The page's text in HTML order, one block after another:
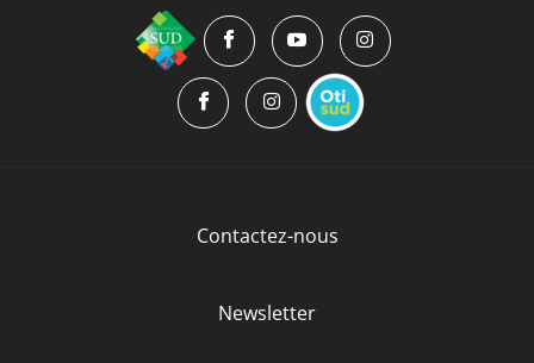
Contactez-nous
Newsletter